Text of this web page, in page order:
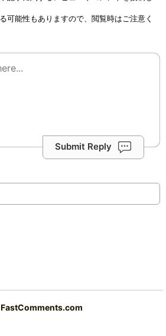
可能性もありますので、閲覧時はご注意く
Submit Reply
FastComments.com